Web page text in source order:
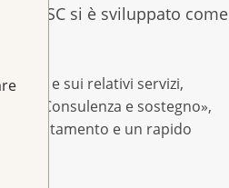
LSC si è sviluppato come
e sui relativi servizi,
«Consulenza e sostegno»,
orientamento e un rapido